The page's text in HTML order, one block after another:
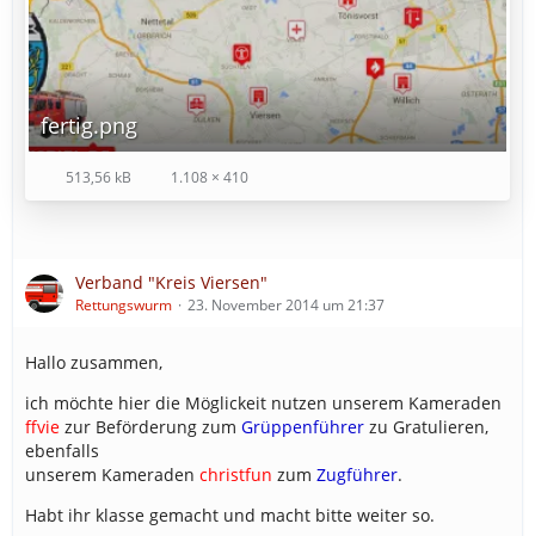
fertig.png
513,56 kB 1.108 × 410
Verband "Kreis Viersen"
Rettungswurm 23. November 2014 um 21:37
Hallo zusammen,
ich möchte hier die Möglickeit nutzen unserem Kameraden
ffvie zur Beförderung zum Grüppenführer zu Gratulieren,
ebenfalls
unserem Kameraden christfun zum Zugführer.
Habt ihr klasse gemacht und macht bitte weiter so.